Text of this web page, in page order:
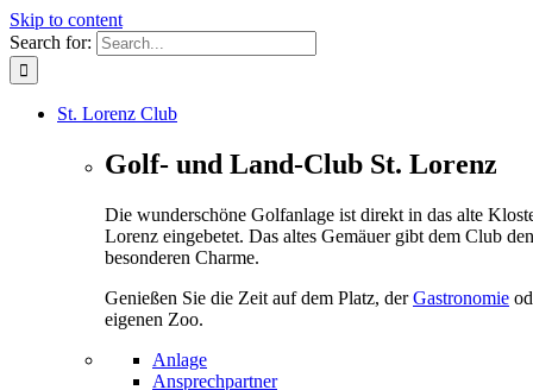
Skip to content
Search for:
St. Lorenz Club
Golf- und Land-Club St. Lorenz
Die wunderschöne Golfanlage ist direkt in das alte
Lorenz eingebetet. Das altes Gemäuer gibt dem Club
besonderen Charme.
Genießen Sie die Zeit auf dem Platz, derGastronomie
eigenen Zoo.
Anlage
Ansprechpartner